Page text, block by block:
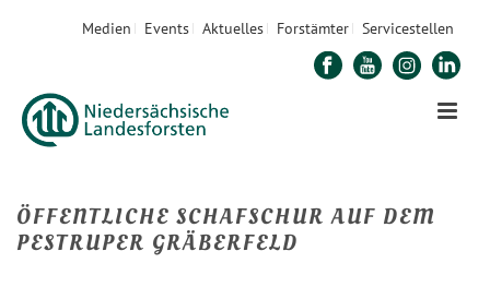
Medien Events Aktuelles Forstämter Servicestellen
ÖFFENTLICHE SCHAFSCHUR AUF DEM
PESTRUPER GRÄBERFELD